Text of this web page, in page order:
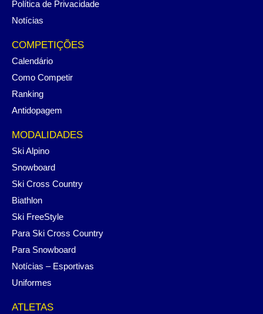
Política de Privacidade
Notícias
COMPETIÇÕES
Calendário
Como Competir
Ranking
Antidopagem
MODALIDADES
Ski Alpino
Snowboard
Ski Cross Country
Biathlon
Ski FreeStyle
Para Ski Cross Country
Para Snowboard
Notícias – Esportivas
Uniformes
ATLETAS